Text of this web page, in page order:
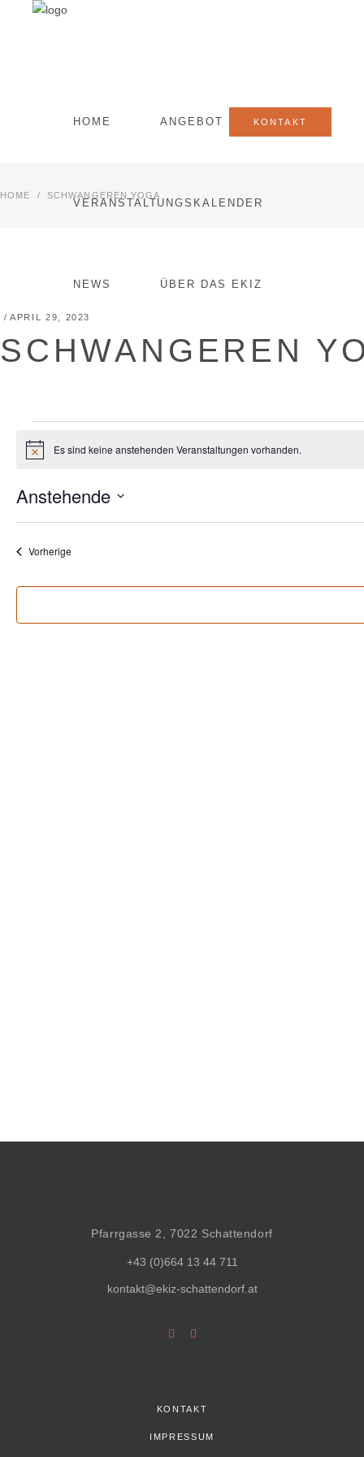
HOME ANGEBOT
VERANSTALTUNGSKALENDER
NEWS ÜBER DAS EKIZ
KONTAKT
HOME / SCHWANGEREN YOGA
APRIL 29, 2023
SCHWANGEREN
HinweisEs sind keine anstehenden Veranstaltungen vorhanden.
Anstehende
VorherigeVeranstaltungen
Pfarrgasse 2, 7022 Schattendorf
+43 (0)664 13 44 711
kontakt@ekiz-schattendorf.at
KONTAKT
IMPRESSUM